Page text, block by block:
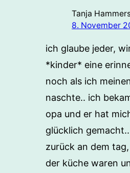
Tanja
8. November
ich glaube jeder,
*kinder* eine
noch als ich
naschte.. ich
opa und er hat
glücklich
zurück an dem
der küche waren